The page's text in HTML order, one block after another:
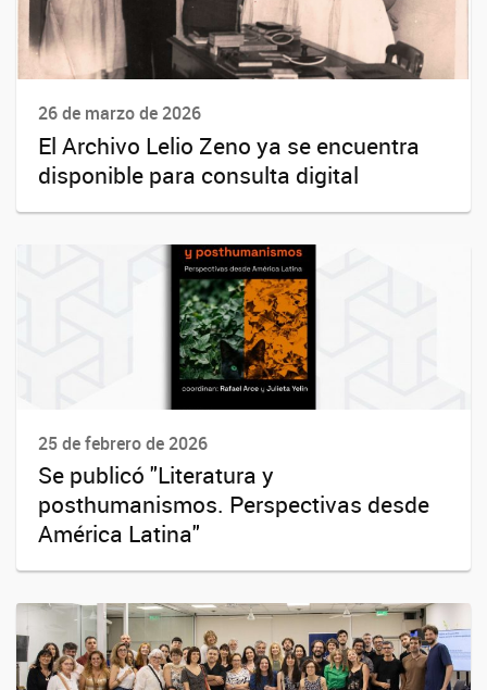
26 de marzo de 2026
El Archivo Lelio Zeno ya se encuentra
disponible para consulta digital
25 de febrero de 2026
Se publicó "Literatura y
posthumanismos. Perspectivas desde
América Latina"